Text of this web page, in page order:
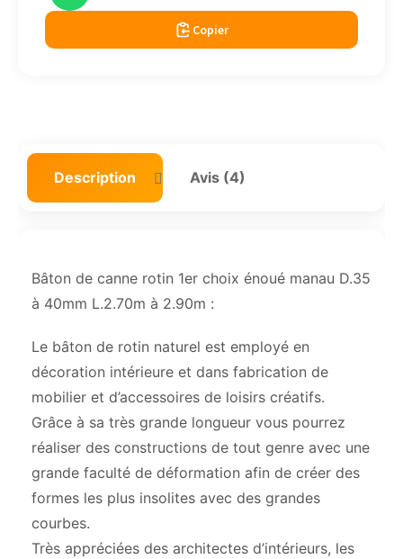
Copier
Description Avis (4)
Bâton de canne rotin 1er choix énoué manau D.35
à 40mm L.2.70m à 2.90m :
Le bâton de rotin naturel est employé en
décoration intérieure et dans fabrication de
mobilier et d’accessoires de loisirs créatifs.
Grâce à sa très grande longueur vous pourrez
réaliser des constructions de tout genre avec une
grande faculté de déformation afin de créer des
formes les plus insolites avec des grandes
courbes.
Très appréciées des architectes d’intérieurs, les